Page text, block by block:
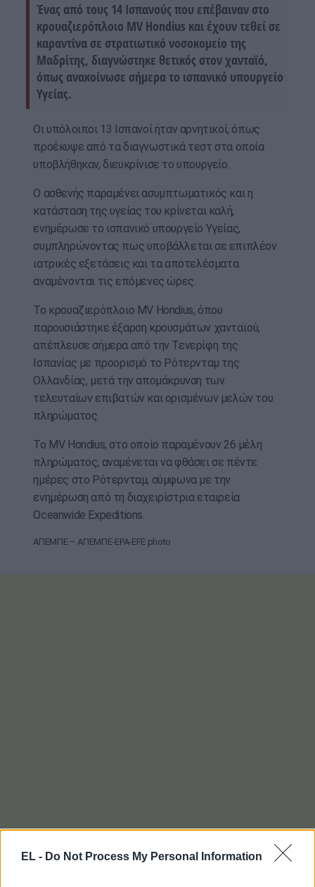
EL - Do Not Process My Personal Information
Ένας από τους 14 Ισπανούς που επέβαιναν στο
κρουαζιερόπλοιο MV Hondius και έχουν τεθεί σε
καραντίνα σε στρατιωτικό νοσοκομείο της
Μαδρίτης, διαγνώστηκε θετικός στον χανταϊό,
όπως ανακοίνωσε σήμερα το ισπανικό υπουργείο
Υγείας.
Οι υπόλοιποι 13 Ισπανοί ήταν αρνητικοί, όπως
προέκυψε από τα διαγνωστικά τεστ στα οποία
υποβλήθηκαν, διευκρίνισε το υπουργείο.
Ο ασθενής παραμένει ασυμπτωματικός και η
κατάσταση της υγείας του κρίνεται καλή,
ενημέρωσε το ισπανικό υπουργείο Υγείας,
συμπληρώνοντας πως υποβάλλεται σε επιπλέον
ιατρικές εξετάσεις και τα αποτελέσματα
αναμένονται τις επόμενες ώρες.
Το κρουαζιερόπλοιο MV Hondius, όπου
παρουσιάστηκε έξαρση κρουσμάτων χανταϊού,
απέπλευσε σήμερα από την Τενερίφη της
Ισπανίας με προορισμό το Ρότερνταμ της
Ολλανδίας, μετά την απομάκρυνση των
τελευταίων επιβατών και ορισμένων μελών του
πληρώματος.
Το MV Hondius, στο οποίο παραμένουν 26 μέλη
πληρώματος, αναμένεται να φθάσει σε πέντε
ημέρες στο Ρότερνταμ, σύμφωνα με την
ενημέρωση από τη διαχειρίστρια εταιρεία
Oceanwide Expeditions.
ΑΠΕΜΠΕ – ΑΠΕΜΠΕ-EPA-EFE photo